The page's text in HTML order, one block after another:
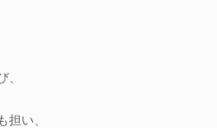
担い、